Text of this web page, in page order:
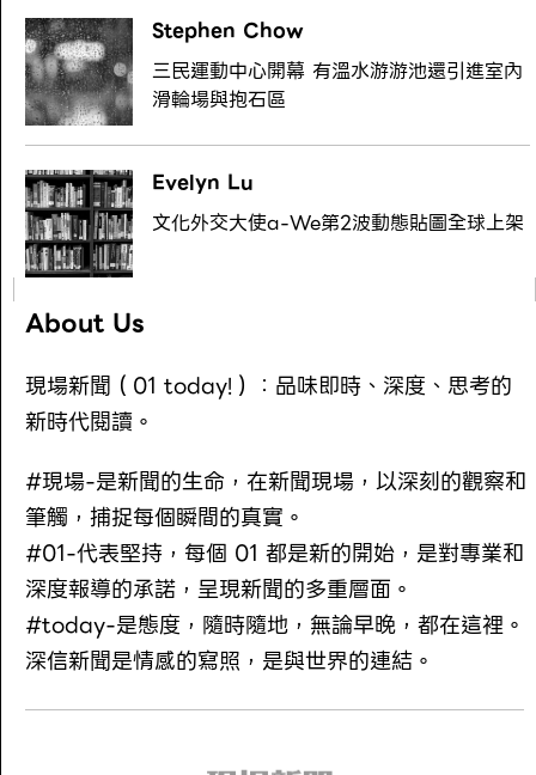
Stephen Chow
三民運動中心開幕 有溫水游游池還引進室內
滑輪場與抱石區
Evelyn Lu
文化外交大使a-We第2波動態貼圖全球上架
About Us
現場新聞（01 today!）：品味即時、深度、思考的
新時代閱讀。
#現場-是新聞的生命，在新聞現場，以深刻的觀察和
筆觸，捕捉每個瞬間的真實。
#01-代表堅持，每個 01 都是新的開始，是對專業和
深度報導的承諾，呈現新聞的多重層面。
#today-是態度，隨時隨地，無論早晚，都在這裡。
深信新聞是情感的寫照，是與世界的連結。